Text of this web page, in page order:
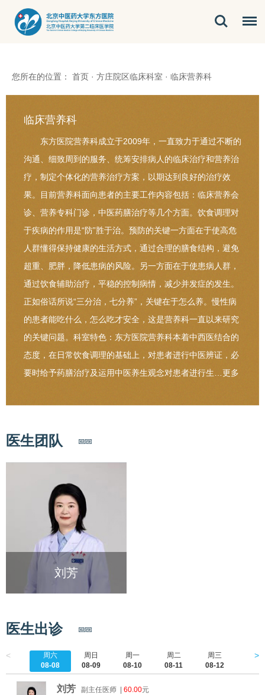
您所在的位置： 首页 · 方庄院区临床科室 · 临床营养科
临床营养科
东方医院营养科成立于2009年，一直致力于通过不断的
沟通、细致周到的服务、统筹安排病人的临床治疗和营养治
疗，制定个体化的营养治疗方案，以期达到良好的治疗效
果。目前营养科面向患者的主要工作内容包括：临床营养会
诊、营养专科门诊，中医药膳治疗等几个方面。饮食调理对
于疾病的作用是“防”胜于治。预防的关键一方面在于使高危
人群懂得保持健康的生活方式，通过合理的膳食结构，避免
超重、肥胖，降低患病的风险。另一方面在于使患病人群，
通过饮食辅助治疗，平稳的控制病情，减少并发症的发生。
正如俗话所说“三分治，七分养”，关键在于怎么养。慢性病
的患者能吃什么，怎么吃才安全，这是营养科一直以来研究
的关键问题。科室特色：东方医院营养科本着中西医结合的
态度，在日常饮食调理的基础上，对患者进行中医辨证，必
要时给予药膳治疗及运用中医养生观念对患者进行生… 更多
医生团队
刘芳
医生出诊
<
周六
08-08
周日
08-09
周一
08-10
周二
08-11
周三
08-12
周四
>
刘芳 副主任医师 | 60.00元